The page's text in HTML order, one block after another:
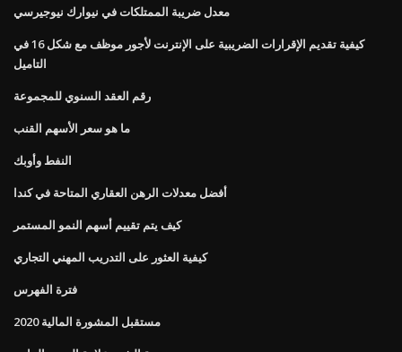
معدل ضريبة الممتلكات في نيوارك نيوجيرسي
كيفية تقديم الإقرارات الضريبية على الإنترنت لأجور موظف مع شكل 16 في
التاميل
رقم العقد السنوي للمجموعة
ما هو سعر الأسهم القنب
النفط وأوبك
أفضل معدلات الرهن العقاري المتاحة في كندا
كيف يتم تقييم أسهم النمو المستمر
كيفية العثور على التدريب المهني التجاري
فترة الفهرس
مستقبل المشورة المالية 2020